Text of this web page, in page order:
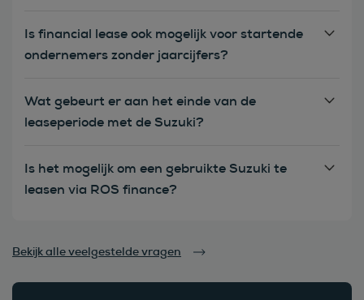
Is financial lease ook mogelijk voor startende
ondernemers zonder jaarcijfers?
Wat gebeurt er aan het einde van de
leaseperiode met de Suzuki?
Is het mogelijk om een gebruikte Suzuki te
leasen via ROS finance?
Bekijk alle veelgestelde vragen